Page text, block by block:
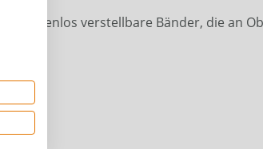
stufenlos verstellbare Bänder, die an